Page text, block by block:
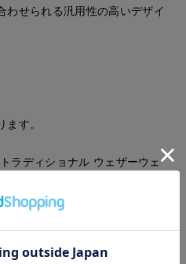
わせられる汎用性の高いデザイ
す。
ラディショナル ウェザーウェ
ュ）社の前身であり、長年ゴ
新ブランドとして、これまでの